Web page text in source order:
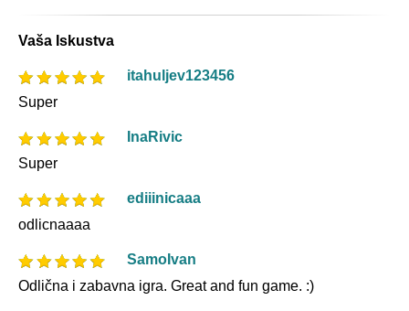
Vaša Iskustva
itahuljev123456
Super
InaRivic
Super
ediiinicaaa
odlicnaaaa
SamoIvan
Odlična i zabavna igra. Great and fun game. :)